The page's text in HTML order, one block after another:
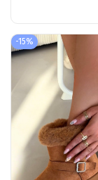
-15%